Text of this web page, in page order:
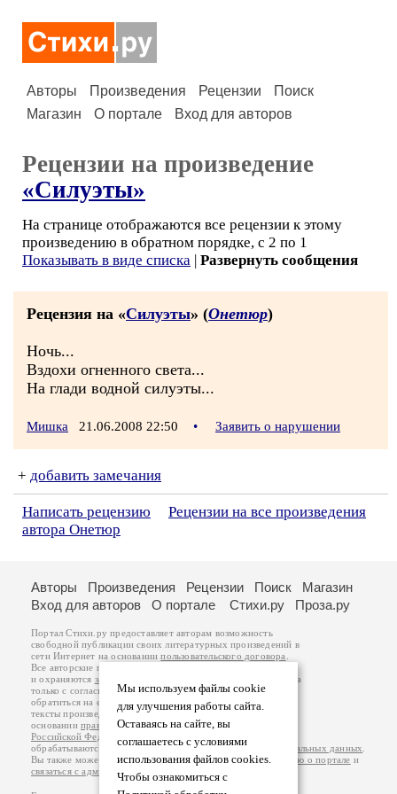
Авторы Произведения Рецензии
Поиск
Магазин
О портале Вход для авторов
Рецензии на произведение
«Силуэты»
На странице отображаются все рецензии к этому
произведению в обратном порядке, с 2 по 1
Показывать в виде списка | Развернуть сообщения
Рецензия на «Силуэты» (Онетюр)
Ночь...
Вздохи огненного света...
На глади водной силуэты...
Мишка 21.06.2008 22:50 • Заявить о нарушении
+ добавить замечания
Написать рецензию
Рецензии на все произведения
автора Онетюр
Мы используем файлы cookie
для улучшения работы сайта.
Оставаясь на сайте, вы
соглашаетесь с условиями
использования файлов cookies.
Чтобы ознакомиться с
Авторы Произведения Рецензии Поиск
Магазин
Вход для авторов
О портале Стихи.ру Проза.ру
Портал Стихи.ру предоставляет авторам возможность
свободной публикации своих литературных произведений в
сети Интернет на основаниипользовательского договора
Все авторские права на произведения принадлежат авторам
и охраняются законом
. Перепечатка произведений возможна
только с согласия его автора, к которому вы можете
обратиться на его авторской странице. Ответственность за
тексты произведений авторы несут самостоятельно на
основанииправил публикацииизаконодательства
Российской Федерации
обрабатываются на основанииПолитики обработки персональных данных
Вы также можете посмотреть более подробнуюинформацию о портале и
связаться с администрацией